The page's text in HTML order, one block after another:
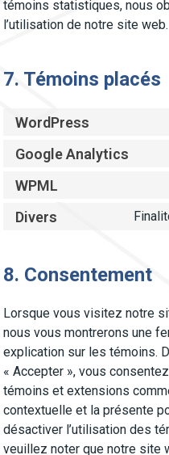
témoins statistiques, nous
l’utilisation de notre site web.
7. Témoins placés
WordPress
Google Analytics
WPML
Divers
8. Consentement
Lorsque vous visitez notre
nous vous montrerons une
explication sur les témoins.
« Accepter », vous
témoins et extensions
contextuelle et la présente
désactiver l’utilisation des
veuillez noter que notre site